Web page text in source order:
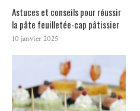
Astuces et conseils pour réussir
la pâte feuilletée-cap pâtissier
10 janvier 2025